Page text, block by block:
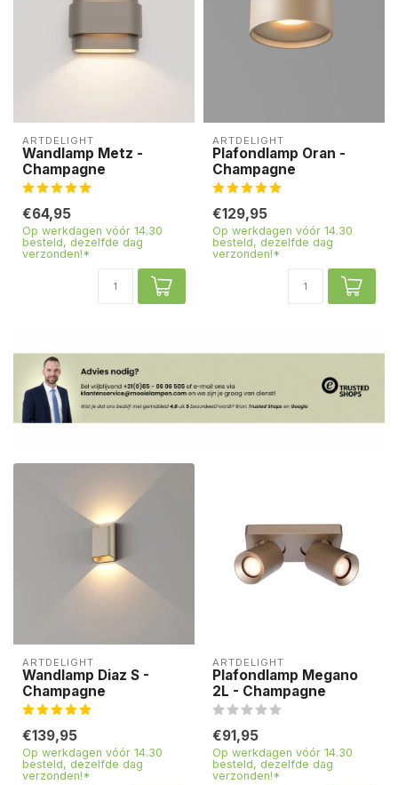
ARTDELIGHT
Wandlamp Metz -
Champagne
€64,95
Op werkdagen vóór 14.30
besteld, dezelfde dag
verzonden!*
ARTDELIGHT
Plafondlamp Oran -
Champagne
€129,95
Op werkdagen vóór 14.30
besteld, dezelfde dag
verzonden!*
ARTDELIGHT
Wandlamp Diaz S -
Champagne
€139,95
Op werkdagen vóór 14.30
besteld, dezelfde dag
verzonden!*
ARTDELIGHT
Plafondlamp Megano
2L - Champagne
€91,95
Op werkdagen vóór 14.30
besteld, dezelfde dag
verzonden!*